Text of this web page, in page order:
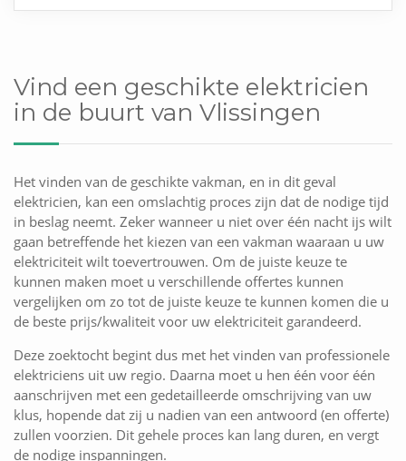
Vind een geschikte elektricien
in de buurt van Vlissingen
Het vinden van de geschikte vakman, en in dit geval
elektricien, kan een omslachtig proces zijn dat de nodige tijd
in beslag neemt. Zeker wanneer u niet over één nacht ijs wilt
gaan betreffende het kiezen van een vakman waaraan u uw
elektriciteit wilt toevertrouwen. Om de juiste keuze te
kunnen maken moet u verschillende offertes kunnen
vergelijken om zo tot de juiste keuze te kunnen komen die u
de beste prijs/kwaliteit voor uw elektriciteit garandeerd.
Deze zoektocht begint dus met het vinden van professionele
elektriciens uit uw regio. Daarna moet u hen één voor één
aanschrijven met een gedetailleerde omschrijving van uw
klus, hopende dat zij u nadien van een antwoord (en offerte)
zullen voorzien. Dit gehele proces kan lang duren, en vergt
de nodige inspanningen.